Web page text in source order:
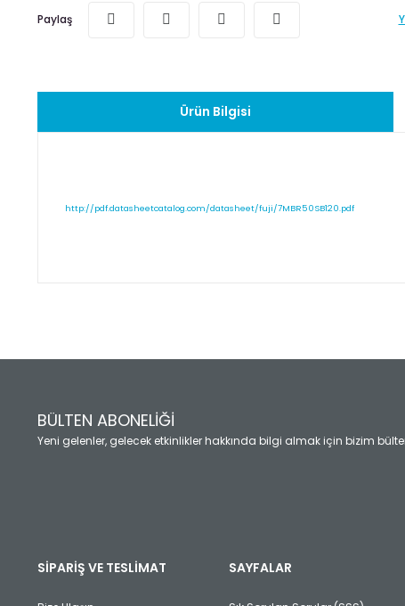
Paylaş
Ürün Bilgisi
http://pdf.datasheetcatalog.com/datasheet/fuji/7MBR50SB120.pdf
Ürün açıklamasında eksik bilgiler bulunuyor.
Ürün fiyatı diğer sitelerden daha pahalı.
Bu ürüne benzer farklı alternatifler olmalı.
BÜLTEN ABONELİĞİ
Yeni gelenler, gelecek etkinlikler hakkında bilgi almak için bizim
SİPARİŞ VE TESLİMAT SAYFALAR